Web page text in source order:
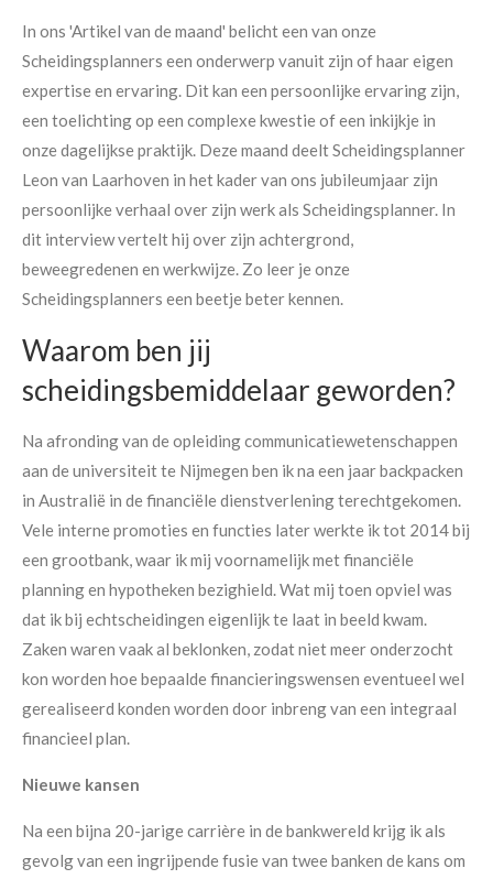
In ons 'Artikel van de maand' belicht een van onze
Scheidingsplanners een onderwerp vanuit zijn of haar eigen
expertise en ervaring. Dit kan een persoonlijke ervaring zijn,
een toelichting op een complexe kwestie of een inkijkje in
onze dagelijkse praktijk. Deze maand deelt Scheidingsplanner
Leon van Laarhoven in het kader van ons jubileumjaar zijn
persoonlijke verhaal over zijn werk als Scheidingsplanner. In
dit interview vertelt hij over zijn achtergrond,
beweegredenen en werkwijze. Zo leer je onze
Scheidingsplanners een beetje beter kennen.
Waarom ben jij
scheidingsbemiddelaar geworden?
Na afronding van de opleiding communicatiewetenschappen
aan de universiteit te Nijmegen ben ik na een jaar backpacken
in Australië in de financiële dienstverlening terechtgekomen.
Vele interne promoties en functies later werkte ik tot 2014 bij
een grootbank, waar ik mij voornamelijk met financiële
planning en hypotheken bezighield. Wat mij toen opviel was
dat ik bij echtscheidingen eigenlijk te laat in beeld kwam.
Zaken waren vaak al beklonken, zodat niet meer onderzocht
kon worden hoe bepaalde financieringswensen eventueel wel
gerealiseerd konden worden door inbreng van een integraal
financieel plan.
Nieuwe kansen
Na een bijna 20-jarige carrière in de bankwereld krijg ik als
gevolg van een ingrijpende fusie van twee banken de kans om